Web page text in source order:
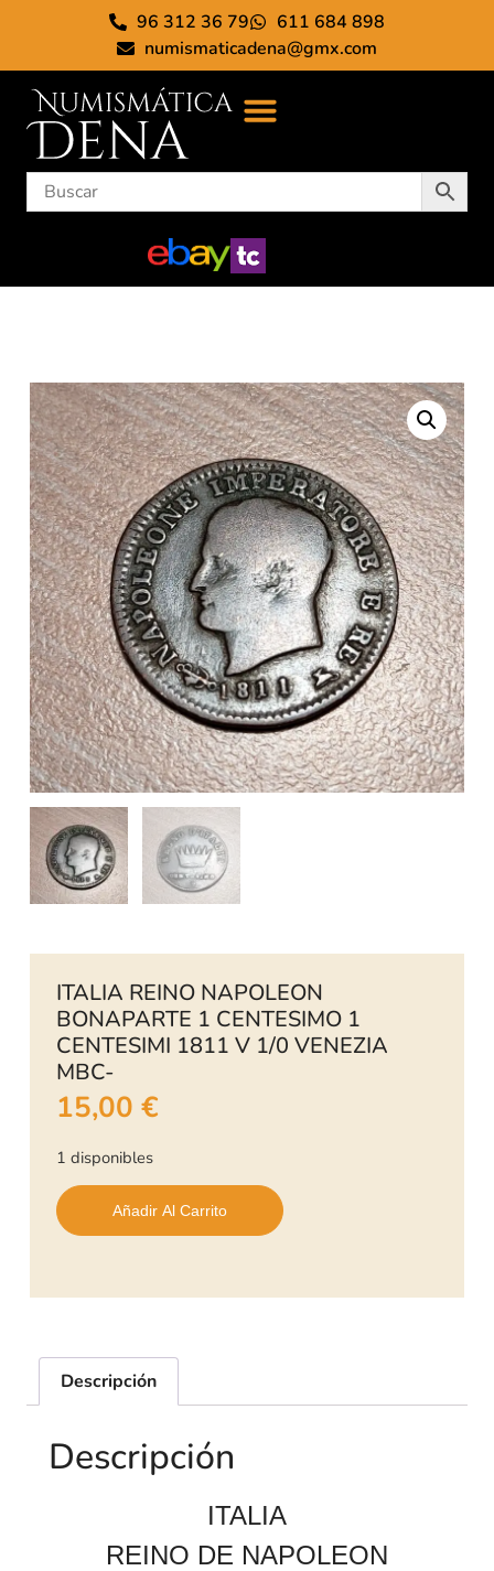
96 312 36 79
611 684 898
numismaticadena@gmx.com
ITALIA REINO NAPOLEON
BONAPARTE 1 CENTESIMO 1
CENTESIMI 1811 V 1/0 VENEZIA
MBC-
15,00 €
1 disponibles
Añadir Al Carrito
Descripción
Descripción
ITALIA
REINO DE NAPOLEON